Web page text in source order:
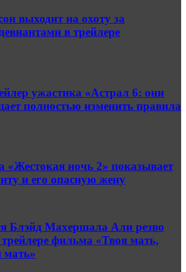
выходит на охоту за
в трейлере
ужастика «Астрал 6: они
полностью изменить правила
«Жестокая ночь 2» показывает
и его опасную жену
Блэйд Махершала Али резво
фильма «Твоя мать,
мать»